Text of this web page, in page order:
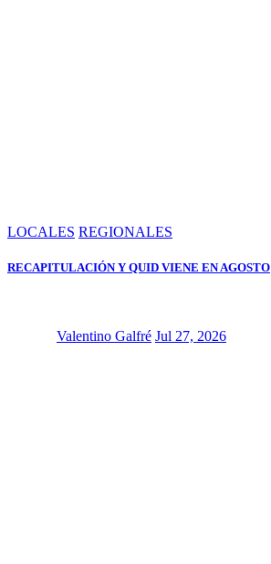
LOCALES REGIONALES
RECAPITULACIÓN Y QUID VIENE EN AGOSTO
Valentino Galfré Jul 27, 2026